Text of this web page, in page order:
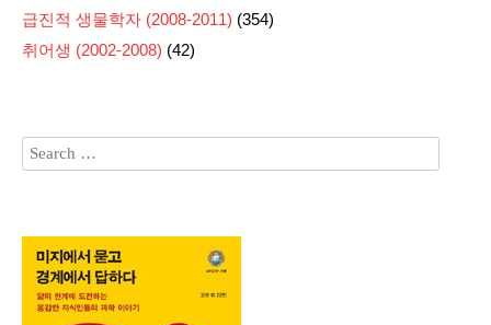
급진적 생물학자 (2008-2011) (354)
취어생 (2002-2008) (42)